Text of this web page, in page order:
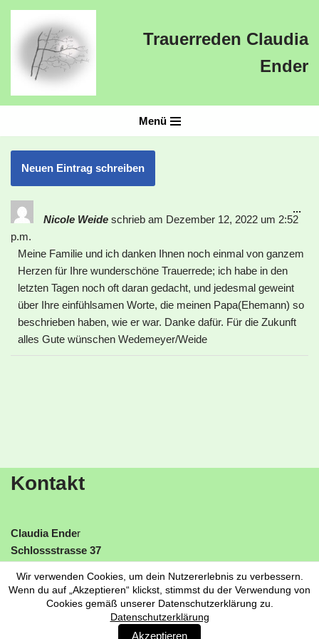
Zum
Inhalt
springen
Trauerreden Claudia
Ender
Menü
Nicole Weide schrieb am Dezember 12, 2022 um 2:52
p.m.
Meine Familie und ich danken Ihnen noch einmal von ganzem
Herzen für Ihre wunderschöne Trauerrede; ich habe in den
letzten Tagen noch oft daran gedacht, und jedesmal geweint
über Ihre einfühlsamen Worte, die meinen Papa(Ehemann) so
beschrieben haben, wie er war. Danke dafür. Für die Zukunft
alles Gute wünschen Wedemeyer/Weide
...
Kontakt
Claudia Ender
Schlossstrasse 37
Tel:
0151 22786977
www.trauerreden-claudiaender.de
claudiaender@web.de
Wir verwenden Cookies, um dein Nutzererlebnis zu verbessern.
Wenn du auf „Akzeptieren“ klickst, stimmst du der Verwendung von
Cookies gemäß unserer Datenschutzerklärung zu.
Datenschutzerklärung
Akzeptieren